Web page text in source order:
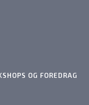
OG FOREDRAG